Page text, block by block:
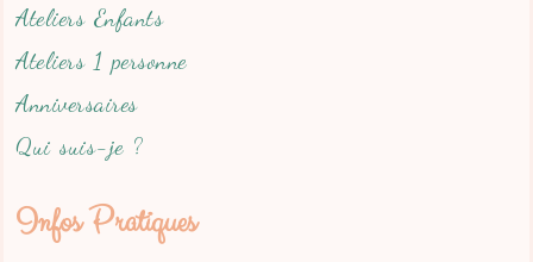
Ateliers Enfants
Ateliers 1 personne
Anniversaires
Qui suis-je ?
Infos Pratiques